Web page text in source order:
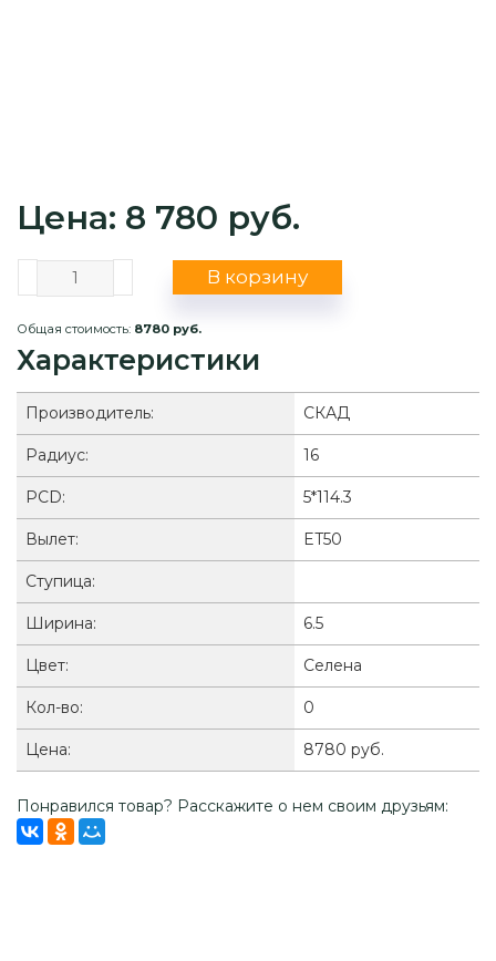
Цена: 8 780 руб.
В корзину
Общая стоимость: 8780 руб.
Характеристики
Производитель: СКАД
Радиус: 16
PCD: 5*114.3
Вылет: ET50
Ступица:
Ширина: 6.5
Цвет: Селена
Кол-во: 0
Цена: 8780 руб.
Понравился товар? Расскажите о нем своим друзьям: